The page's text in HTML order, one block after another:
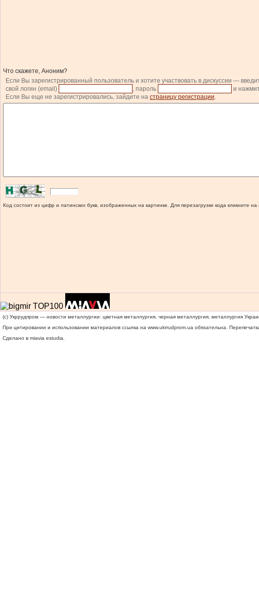
Что скажете, Аноним?
Если Вы зарегистрированный пользователь и хотите участвовать в дискуссии —
свой логин (email)
, пароль и
Если Вы еще не зарегистрировались, зайдите на страницу регистрации.
Код состоит из цифр и латинских букв, изображенных на картинке. Для перезагрузки кода кликните на
(c) Укррудпром — новости металлургии: цветная металлургия, черная металлургия, металлургия
При цитировании и использовании материалов ссылка на www.ukrrudprom.ua обязательна.
Сделано в miavia estudia.